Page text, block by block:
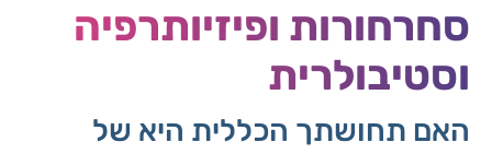
סחרחורות ופיזיותרפיה
וסטיבולרית
האם תחושתך הכללית היא של